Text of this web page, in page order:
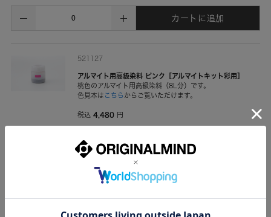
カートに追加
521127
アルマイト用高級染料 ピンク［アルマイトキット彩用］
桃色のアルマイト用高級染料（8L分）です。
色見本は こちらからご覧いただけます。
税込 4,480 円
カートに追加
521114
電解液4Lです。